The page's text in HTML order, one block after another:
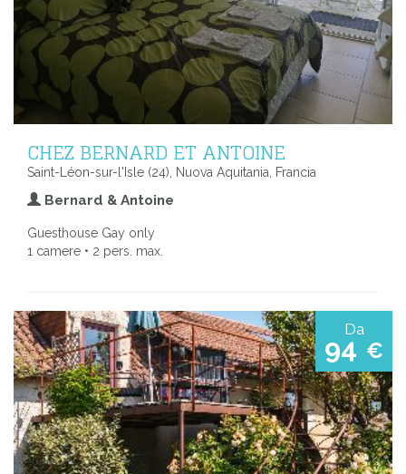
CHEZ BERNARD ET ANTOINE
Saint-Léon-sur-l'Isle (24), Nuova Aquitania, Francia
Bernard & Antoine
Guesthouse Gay only
1 camere • 2 pers. max.
Da
94 €